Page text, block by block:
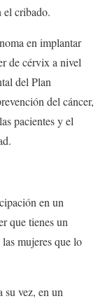
el cribado.
en implantar
de cérvix a nivel
del Plan
del cáncer,
pacientes y el
en un
que tienes un
mujeres que lo
su vez, en un